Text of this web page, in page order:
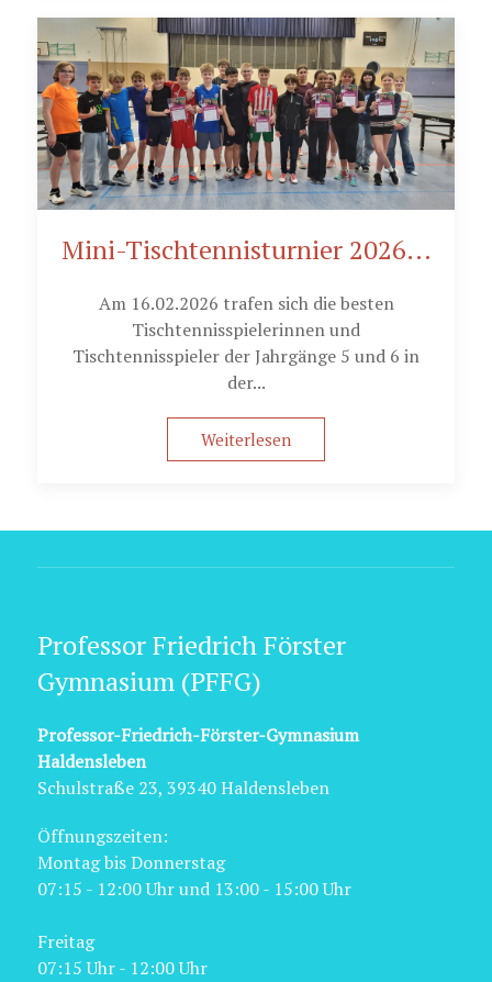
Mini-Tischtennisturnier 2026...
Am 16.02.2026 trafen sich die besten
Tischtennisspielerinnen und
Tischtennisspieler der Jahrgänge 5 und 6 in
der...
Weiterlesen
Professor Friedrich Förster
Gymnasium (PFFG)
Professor-Friedrich-Förster-Gymnasium
Haldensleben
Schulstraße 23, 39340 Haldensleben
Öffnungszeiten:
Montag bis Donnerstag
07:15 - 12:00 Uhr und 13:00 - 15:00 Uhr
Freitag
07:15 Uhr - 12:00 Uhr